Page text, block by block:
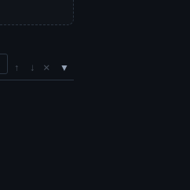
↑ ↓ ×